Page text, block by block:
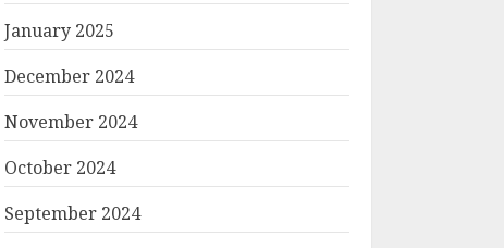
January 2025
December 2024
November 2024
October 2024
September 2024